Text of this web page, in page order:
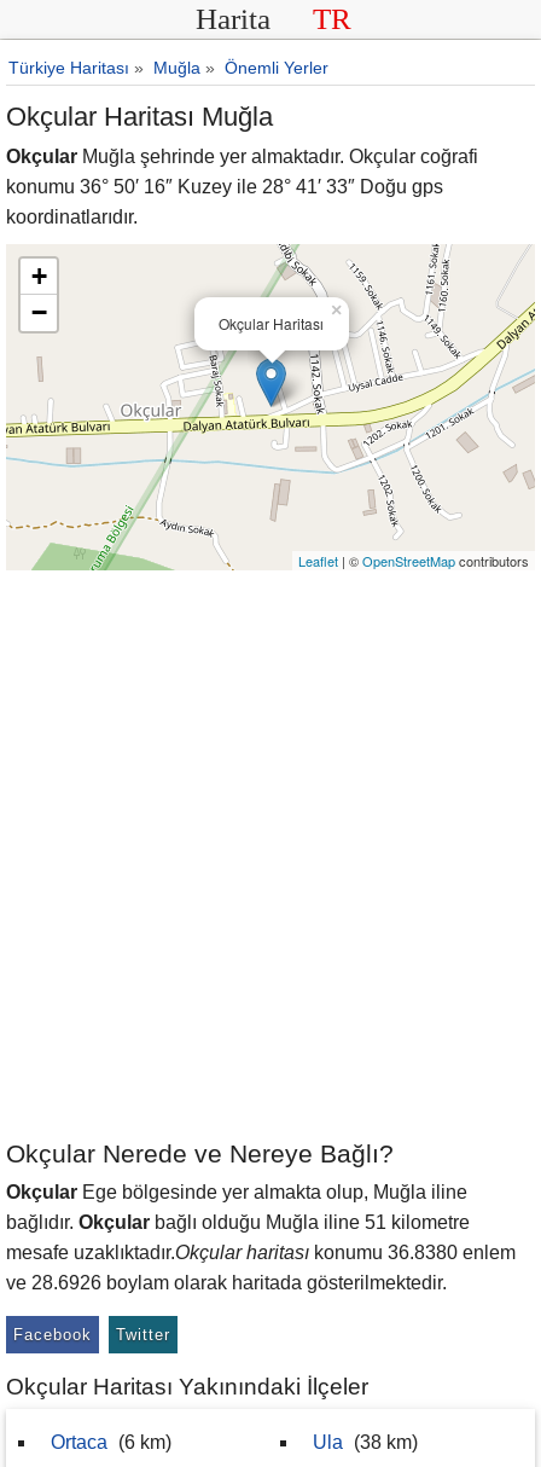
Harita TR
Türkiye Haritası » Muğla » Önemli Yerler
Okçular Haritası Muğla
Okçular Muğla şehrinde yer almaktadır. Okçular coğrafi
konumu 36° 50′ 16″ Kuzey ile 28° 41′ 33″ Doğu gps
koordinatlarıdır.
Okçular Haritası
×
+
−
Leaflet | ©OpenStreetMapcontributors
Okçular Nerede ve Nereye Bağlı?
Okçular Ege bölgesinde yer almakta olup, Muğla iline
bağlıdır. Okçular bağlı olduğu Muğla iline 51 kilometre
mesafe uzaklıktadır.Okçular haritası konumu 36.8380 enlem
ve 28.6926 boylam olarak haritada gösterilmektedir.
Facebook Twitter
Okçular Haritası Yakınındaki İlçeler
Ortaca (6 km) Ula (38 km)